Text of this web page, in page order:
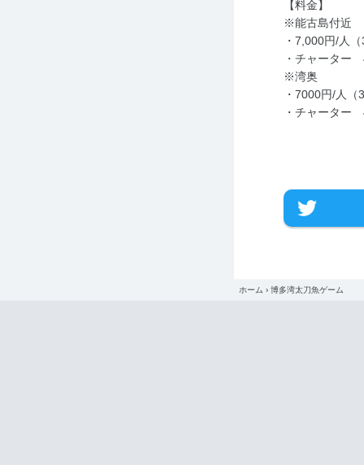
【料金】
※能古島付近
・7,000円/人
・チャーター
※湾奥
・7000円/人
・チャーター
ホーム › 博多湾太刀魚ゲーム